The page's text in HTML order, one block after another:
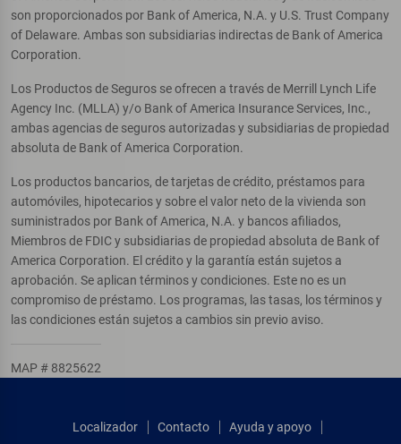
son proporcionados por Bank of America, N.A. y U.S. Trust Company
of Delaware. Ambas son subsidiarias indirectas de Bank of America
Corporation.
Los Productos de Seguros se ofrecen a través de Merrill Lynch Life
Agency Inc. (MLLA) y/o Bank of America Insurance Services, Inc.,
ambas agencias de seguros autorizadas y subsidiarias de propiedad
absoluta de Bank of America Corporation.
Los productos bancarios, de tarjetas de crédito, préstamos para
automóviles, hipotecarios y sobre el valor neto de la vivienda son
suministrados por Bank of America, N.A. y bancos afiliados,
Miembros de FDIC y subsidiarias de propiedad absoluta de Bank of
America Corporation. El crédito y la garantía están sujetos a
aprobación. Se aplican términos y condiciones. Este no es un
compromiso de préstamo. Los programas, las tasas, los términos y
las condiciones están sujetos a cambios sin previo aviso.
MAP # 8825622
Localizador Contacto
Ayuda y apoyo